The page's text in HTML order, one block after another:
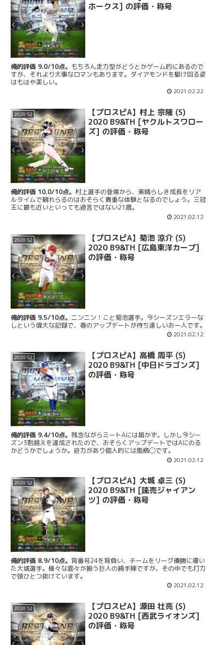
ホークス] の評価・称号
俺的評価 9.0/10点。 もちろん走力型がどうとかゲーム的にあるので
すが、それより大事なロマンもあります。ダイアモンドを駆け回る姿
はもはや美しい。
2021.02.22
2020 S2
【プロスピA】村上 宗隆 (S)
2020 B9&TH [ヤクルトスワロー
ズ] の評価・称号
俺的評価 10.0/10点。村上選手の登場から、素晴らしき成長をリア
ルタイムで観れらるのはおそらく貴重な体験となるのでしょう。三冠
王に最も近いといっても過言ではない21歳。
2021.02.12
2020 S2
【プロスピA】菊池 涼介 (S)
2020 B9&TH [広島東洋カープ]
の評価・称号
俺的評価 9.5/10点。 ニンニン！こと菊池選手。今シーズンエラーな
しという偉大な記録で、春のアップデートが待ち遠しいお一人です。
2021.02.12
2020 S2
【プロスピA】高橋 周平 (S)
2020 B9&TH [中日ドラゴンズ]
の評価・称号
俺的評価 9.4/10点。残念ながらミートAには届かず。しかし今シー
ズン3割越えを達成されたので、おそらくアップデートではAにのる
かどうかでしょうか。迫力があり個人的には風格◯です。
2021.02.12
2020 S2
【プロスピA】大城 卓三 (S)
2020 B9&TH [読売ジャイアン
ツ] の評価・称号
俺的評価 8.9/10点。背番号24を背負い、チームをリーグ優勝に導い
た大城選手。様々な面々が揃う巨人の捕手陣ですが、その中でも打力
で頭ひとつ抜けています。
2021.02.12
2020 S2
【プロスピA】源田 壮亮 (S)
2020 B9&TH [西武ライオンズ]
の評価・称号